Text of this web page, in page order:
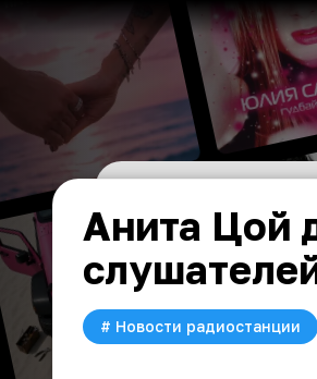
Анита Цой
# Новости радиостанции